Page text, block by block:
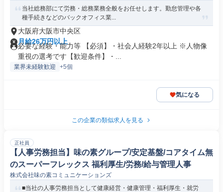
当社総務部にて労務・総務業務全般をお任せします。勤怠管理や各
種手続きなどのバックオフィス業...
大阪府大阪市中央区
月給26万円以上
必要な経験・能力等 【必須】・社会人経験2年以上 ※人物像
重視の選考です【歓迎条件】・...
業界未経験歓迎 +5個
気になる
この企業の類似求人を見る
正社員
【人事労務担当】味の素グループ/安定基盤/コアタイム無
のスーパーフレックス 福利厚生/労務/給与管理人事
株式会社味の素コミュニケーションズ
■当社の人事労務担当として健康経営・健康管理・福利厚生・就労